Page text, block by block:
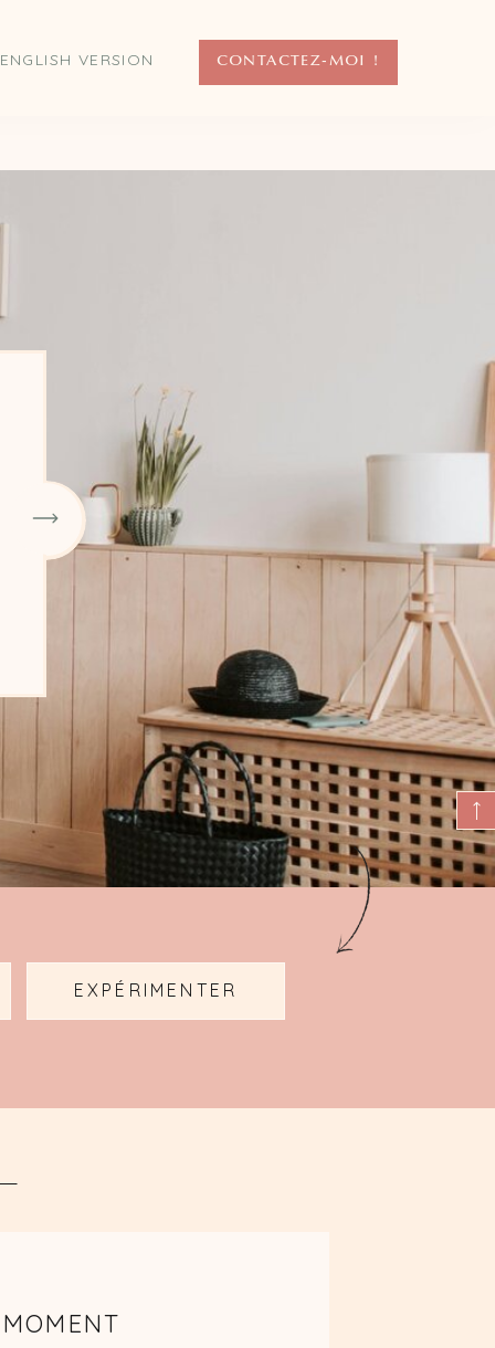
CONTACTEZ-MOI !
ENGLISH VERSION
EXPÉRIMENTER